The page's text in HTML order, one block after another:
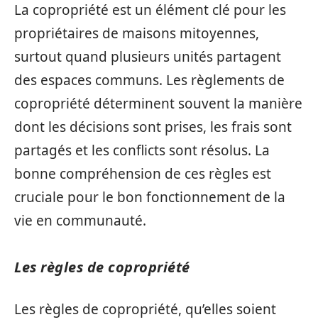
La copropriété est un élément clé pour les
propriétaires de maisons mitoyennes,
surtout quand plusieurs unités partagent
des espaces communs. Les règlements de
copropriété déterminent souvent la manière
dont les décisions sont prises, les frais sont
partagés et les conflicts sont résolus. La
bonne compréhension de ces règles est
cruciale pour le bon fonctionnement de la
vie en communauté.
Les règles de copropriété
Les règles de copropriété, qu’elles soient